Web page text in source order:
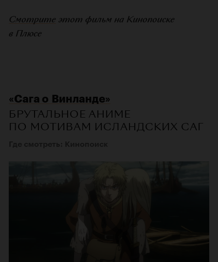
Смотрите этот фильм на Кинопоиске
в Плюсе
«Сага о Винланде»
БРУТАЛЬНОЕ АНИМЕ
ПО МОТИВАМ ИСЛАНДСКИХ САГ